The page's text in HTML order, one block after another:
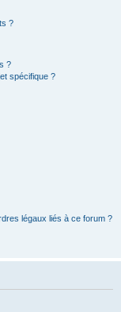
?
?
spécifique ?
légaux liés à ce forum ?